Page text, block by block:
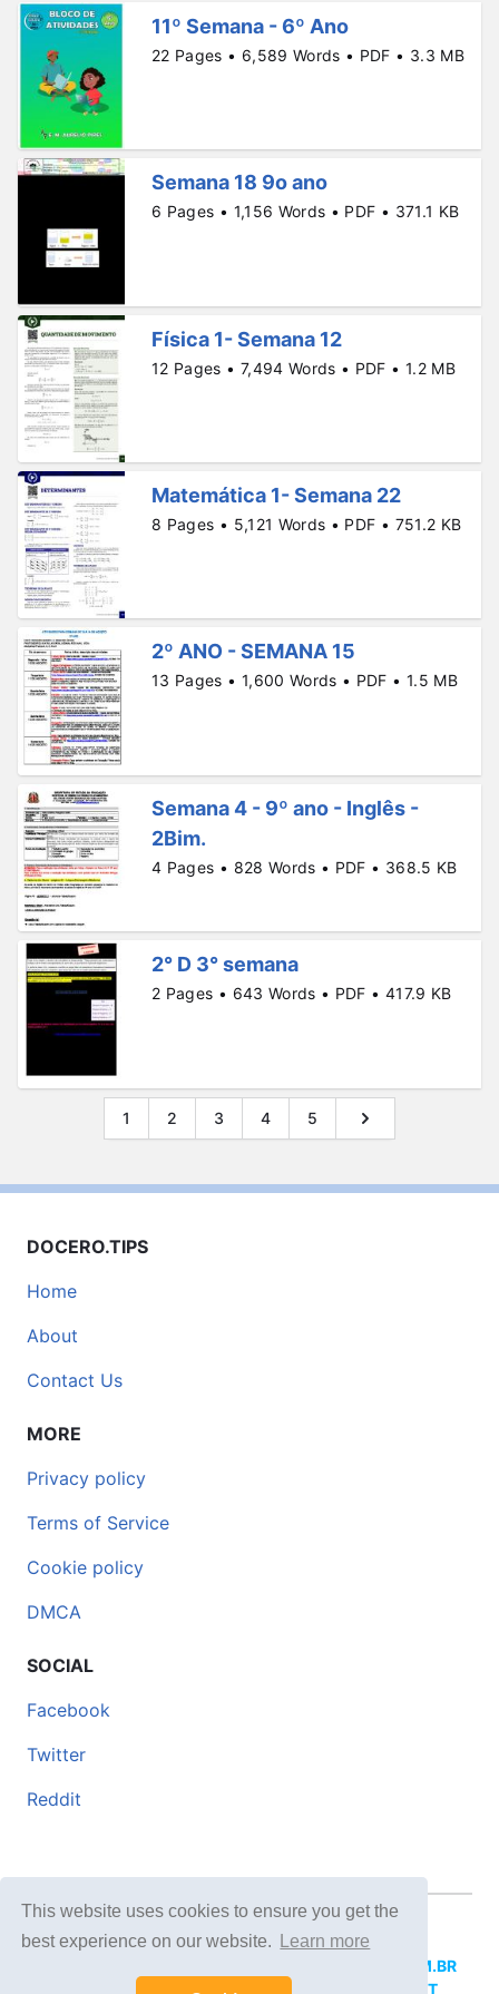
This website uses cookies to ensure you get the
best experience on our website.
Learn more
11º Semana - 6º Ano
22 Pages • 6,589 Words • PDF • 3.3 MB
Semana 18 9o ano
6 Pages • 1,156 Words • PDF • 371.1 KB
Física 1- Semana 12
12 Pages • 7,494 Words • PDF • 1.2 MB
Matemática 1- Semana 22
8 Pages • 5,121 Words • PDF • 751.2 KB
2º ANO - SEMANA 15
13 Pages • 1,600 Words • PDF • 1.5 MB
Semana 4 - 9º ano - Inglês -
2Bim.
4 Pages • 828 Words • PDF • 368.5 KB
2° D 3° semana
2 Pages • 643 Words • PDF • 417.9 KB
1 2 3 4 5
DOCERO.TIPS
Home
About
Contact Us
MORE
Privacy policy
Terms of Service
Cookie policy
DMCA
SOCIAL
Facebook
Twitter
Reddit
© 2026 DOCERO.TIPS
DOCERI.COM.BR
DOCERO.PL DOCERO.NET